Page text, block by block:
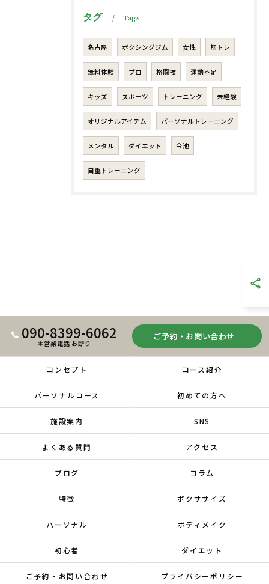
タグ Tags
名古屋 ボクシングジム 女性 筋トレ
無料体験 プロ 格闘技 運動不足
キッズ スポーツ トレーニング 未経験
オリジナルアイテム パーソナルトレーニング
メンタル ダイエット 今池
自重トレーニング
090-8399-6062
＊営業電話 お断り
ご予約・お問い合わせ
コンセプト コース紹介
パーソナルコース 初めての方へ
施設案内 SNS
よくある質問 アクセス
ブログ コラム
特徴 ボクササイズ
パーソナル ボディメイク
初心者 ダイエット
ご予約・お問い合わせ プライバシーポリシー